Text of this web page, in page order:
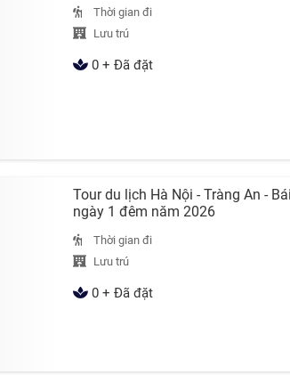
Thời gian đi
Lưu trú
0 + Đã đặt
Tour du lịch Hà Nội - Tràng An -
ngày 1 đêm năm 2026
Thời gian đi
Lưu trú
0 + Đã đặt